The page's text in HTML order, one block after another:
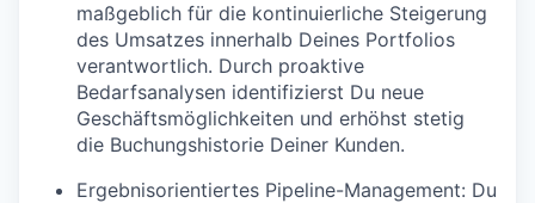
maßgeblich für die kontinuierliche Steigerung
des Umsatzes innerhalb Deines Portfolios
verantwortlich. Durch proaktive
Bedarfsanalysen identifizierst Du neue
Geschäftsmöglichkeiten und erhöhst stetig
die Buchungshistorie Deiner Kunden.
Ergebnisorientiertes Pipeline-Management: Du